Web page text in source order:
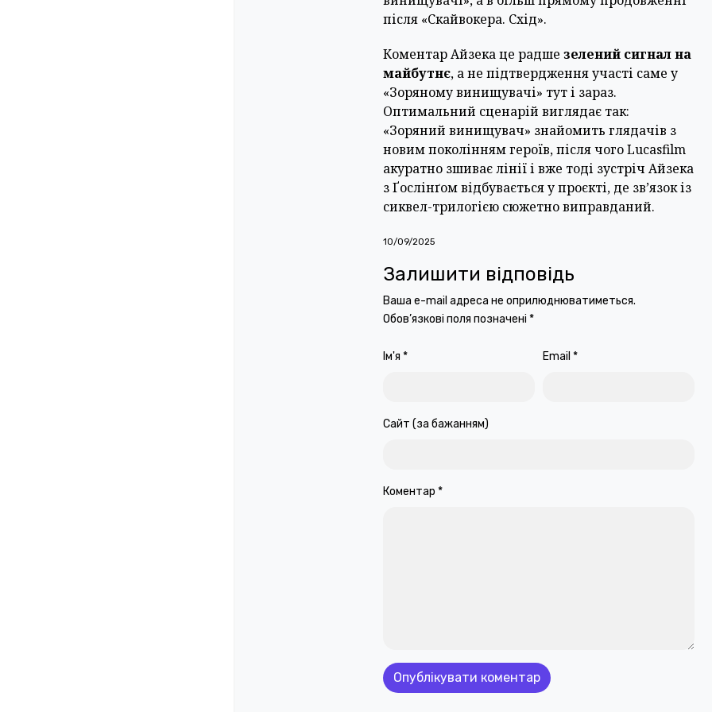
після «Скайвокера. Схід».
Коментар Айзека це радше зелений сигнал на
майбутнє, а не підтвердження участі саме у
«Зоряному винищувачі» тут і зараз.
Оптимальний сценарій виглядає так:
«Зоряний винищувач» знайомить глядачів з
новим поколінням героїв, після чого Lucasfilm
акуратно зшиває лінії і вже тоді зустріч Айзека
з Ґослінґом відбувається у проєкті, де зв’язок із
сиквел-трилогією сюжетно виправданий.
10/09/2025
Залишити відповідь
Ваша e-mail адреса не оприлюднюватиметься.
Обов’язкові поля позначені *
Ім'я * Email*
Сайт (за бажанням)
Коментар *